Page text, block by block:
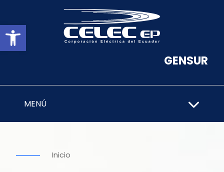
Abrir barra de herramientas
GENSUR
MENÚ
Inicio